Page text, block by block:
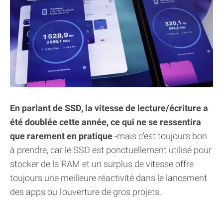
En parlant de SSD, la vitesse de lecture/écriture a
été doublée cette année, ce qui ne se ressentira
que rarement en pratique-mais c'est toujours bon
à prendre, car le SSD est ponctuellement utilisé pour
stocker de la RAM et un surplus de vitesse offre
toujours une meilleure réactivité dans le lancement
des apps ou l'ouverture de gros projets.